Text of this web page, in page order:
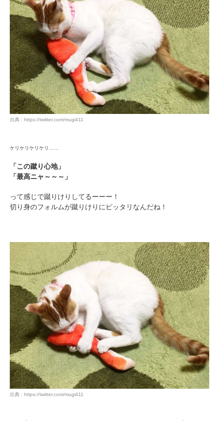
出典 : https://twitter.com/mugi411
ケリケリケリケリ……
「この蹴り心地」
「最高ニャ～～～」
って感じで蹴りけりしてるーーー！
切り身のフォルムが蹴りけりにピッタリなんだね！
出典 : https://twitter.com/mugi411